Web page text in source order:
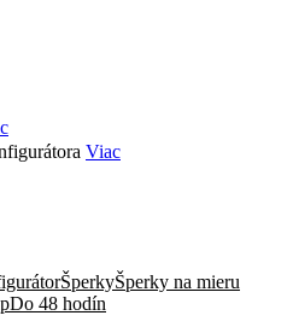
Viac
ŠperkyŠperky na mieru
Do 48 hodín